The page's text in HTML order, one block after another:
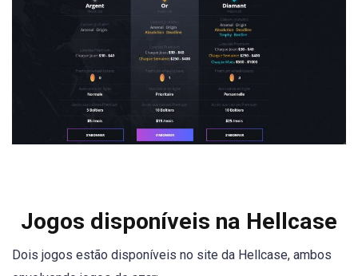
Jogos disponíveis na Hellcase
Dois jogos estão disponíveis no site da Hellcase, ambos